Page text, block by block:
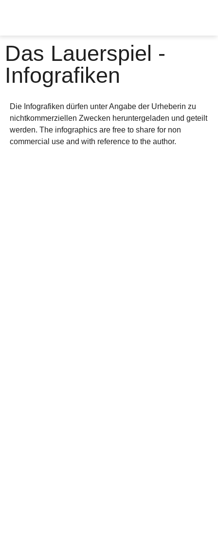
Das Lauerspiel -
Infografiken
Die Infografiken dürfen unter Angabe der Urheberin zu
nichtkommerziellen Zwecken heruntergeladen und geteilt
werden. The infographics are free to share for non
commercial use and with reference to the author.